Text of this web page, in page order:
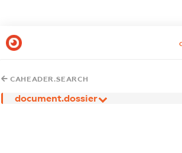
CAHEADER.SEARCH
document.dossier